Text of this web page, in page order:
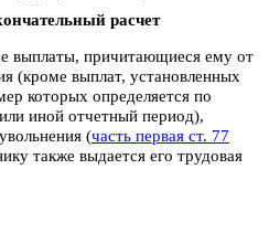
расчет
выплаты, причитающиеся ему от
(кроме выплат, установленных
которых определяется по
иной отчетный период),
(часть первая ст. 77
также выдается его трудовая